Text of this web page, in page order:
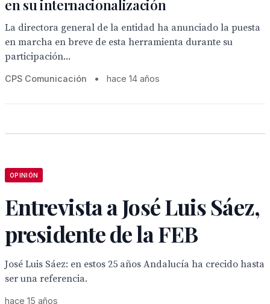
en su internacionalización
La directora general de la entidad ha anunciado la puesta
en marcha en breve de esta herramienta durante su
participación...
CPS Comunicación • hace 14 años
OPINIÓN
Entrevista a José Luis Sáez,
presidente de la FEB
José Luis Sáez: en estos 25 años Andalucía ha crecido hasta
ser una referencia.
hace 15 años